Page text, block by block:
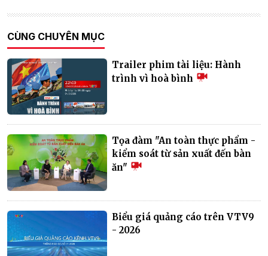
CÙNG CHUYÊN MỤC
Trailer phim tài liệu: Hành
trình vì hoà bình
Tọa đàm "An toàn thực phẩm -
kiểm soát từ sản xuất đến bàn
ăn"
Biểu giá quảng cáo trên VTV9
- 2026